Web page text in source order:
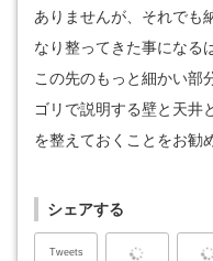
ありませんが、それでも
なり整ってきた事になる
この先のもっと細かい部
ゴリで説明する壁と天井
を整えておくことをお勧
シェアする
Tweets